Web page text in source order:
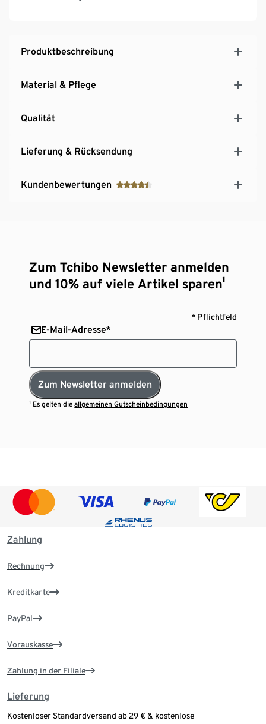
Produktbeschreibung
Material & Pflege
Qualität
Lieferung & Rücksendung
Kundenbewertungen
Zum Tchibo Newsletter anmelden
und 10% auf viele Artikel sparen¹
* Pflichtfeld
E-Mail-Adresse*
Zum Newsletter anmelden
¹ Es gelten dieallgemeinen Gutscheinbedingungen
Zahlung
Rechnung
Kreditkarte
PayPal
Vorauskasse
Zahlung in der Filiale
Lieferung
Kostenloser Standardversand ab 29 € & kostenlose